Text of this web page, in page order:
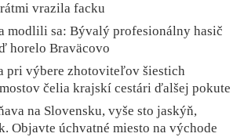
vrazila facku
modlili sa: Bývalý profesionálny hasič
horelo Braväcovo
pri výbere zhotoviteľov šiestich
čelia krajskí cestári ďalšej pokute
na Slovensku, vyše sto jaskýň,
Objavte úchvatné miesto na východe